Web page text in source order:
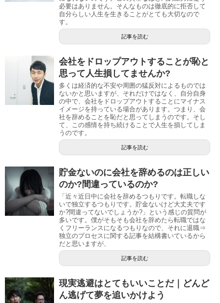
必要はありません。そんなものは徹底的に拒否して
自分らしい人生を生きることがとても大切なので
す。
記事を読む
会社をドロップアウトすることが恥と
思って人生損してませんか?
多くは経済的な不安や周囲の猛反対によるものでは
ないかと思いますが、それだけではなく、自分自身
の中で、会社をドロップアウトすることにマイナス
イメージを持っている場合があります。つまり、会
社を辞めることを恥だと思ってしまうのです。そし
て、この感情を持ち続けることで人生を損してしま
うのです。
記事を読む
貯金ないのに会社を辞めるのは正しい
のか?間違っているのか?
「近々近日中に会社を辞めるつもりです。転職しな
いで独立するつもりです。貯金ないけど大丈夫です
か?間違ってないでしょうか?」という感じの質問が
多いです。僕がそもそも会社を辞めたら転職ではな
くフリーランスになるつもりなので、それに退職⇒
独立のプロセスに関する記事を結構書いているから
だと思いますが、
記事を読む
現実逃避はとてもいいことだ｜どんど
ん逃げて夢を追いかけよう